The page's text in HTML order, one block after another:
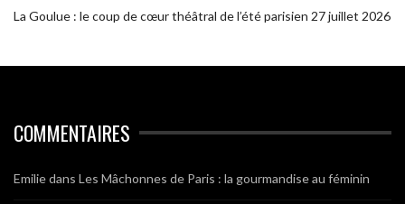
La Goulue : le coup de cœur théâtral de l’été parisien 27 juillet 2026
COMMENTAIRES
Emiliedans Les Mâchonnes de Paris : la gourmandise au féminin